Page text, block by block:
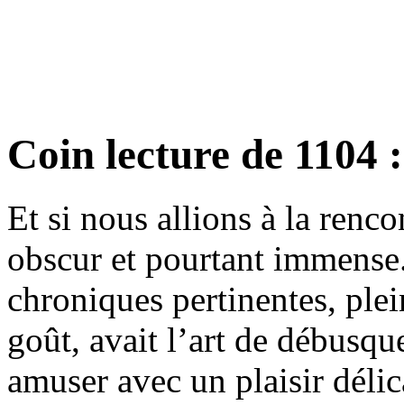
Coin lecture de
Et si nous allions à la
obscur et pourtant
chroniques pertinentes,
goût, avait l’art de
amuser avec un plaisir